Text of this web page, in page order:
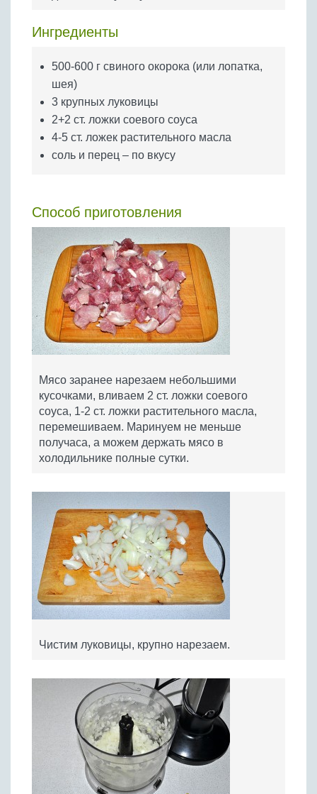
Яйца
Ингредиенты
500-600 г свиного окорока (или лопатка,
шея)
3 крупных луковицы
2+2 ст. ложки соевого соуса
4-5 ст. ложек растительного масла
соль и перец – по вкусу
Способ приготовления
Мясо заранее нарезаем небольшими
кусочками, вливаем 2 ст. ложки соевого
соуса, 1-2 ст. ложки растительного масла,
перемешиваем. Маринуем не меньше
получаса, а можем держать мясо в
холодильнике полные сутки.
Чистим луковицы, крупно нарезаем.